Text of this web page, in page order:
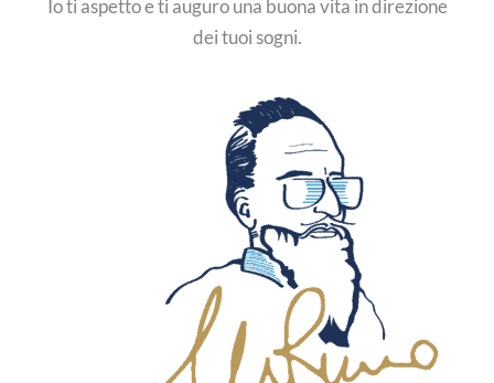
Io ti aspetto e ti auguro una buona vita in direzione
dei tuoi sogni.